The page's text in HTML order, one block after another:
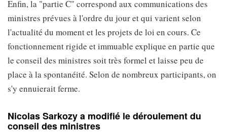
Enfin, la "partie C" correspond aux communications des
ministres prévues à l'ordre du jour et qui varient selon
l'actualité du moment et les projets de loi en cours. Ce
fonctionnement rigide et immuable explique en partie que
le conseil des ministres soit très formel et laisse peu de
place à la spontanéité. Selon de nombreux participants, on
s'y ennuierait ferme.
Nicolas Sarkozy a modifié le déroulement du
conseil des ministres